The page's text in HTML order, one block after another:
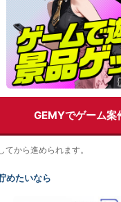
GEMYでゲーム案
から進められます。
めたいなら